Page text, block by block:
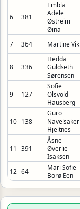
6 381
Embla
Adele
Østreim
Øina
7 364 Martine Vik
8 336
Hedda
Guldseth
Sørensen
9 127
Sofie
Olsvold
Hausberg
10 138
Guro
Navelsaker
Hjeltnes
11 391
Åsne
Øverlie
Isaksen
12 64
Mari Sofie
Borø Een